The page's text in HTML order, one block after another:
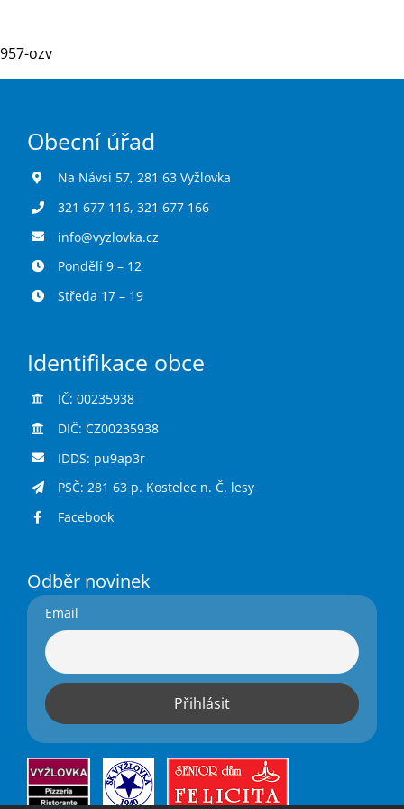
Hlášení závad
957-ozv
Obecní úřad
Na Návsi 57, 281 63 Vyžlovka
321 677 116, 321 677 166
info@vyzlovka.cz
Pondělí 9 – 12
Středa 17 – 19
Identifikace obce
IČ: 00235938
DIČ: CZ00235938
IDDS: pu9ap3r
PSČ: 281 63 p. Kostelec n. Č. lesy
Facebook
Odběr novinek
Email